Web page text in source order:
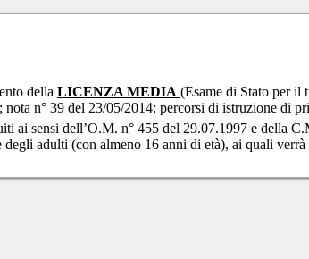
della LICENZA MEDIA (Esame di Stato per
nota n° 39 del 23/05/2014: percorsi di istruzione di
ai sensi dell’O.M. n° 455 del 29.07.1997 e della
degli adulti (con almeno 16 anni di età), ai quali